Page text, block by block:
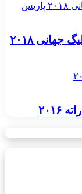
مسابقه بهمن عسگری در اولین مرحله لیگ جهانی ۲۰۱۸